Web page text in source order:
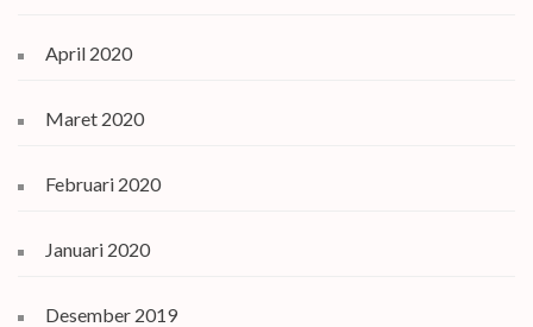
April 2020
Maret 2020
Februari 2020
Januari 2020
Desember 2019